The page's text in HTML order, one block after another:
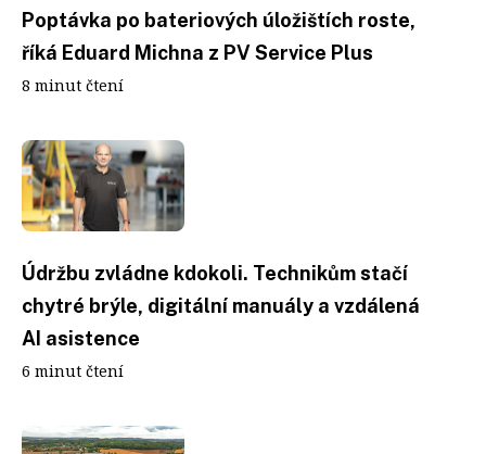
Poptávka po bateriových úložištích roste,
říká Eduard Michna z PV Service Plus
8 minut čtení
Údržbu zvládne kdokoli. Technikům stačí
chytré brýle, digitální manuály a vzdálená
AI asistence
6 minut čtení